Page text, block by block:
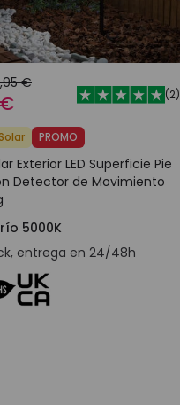
€
(2)
PROMO
Exterior LED Superficie Pie
Detector de Movimiento
5000K
entrega en 24/48h